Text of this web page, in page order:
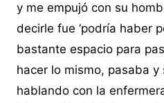
y me empujó con su
decirle fue ‘podría haber
bastante espacio para
hacer lo mismo, pasaba y
hablando con la